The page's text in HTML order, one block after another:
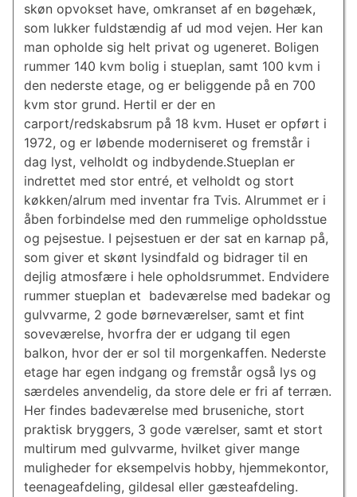
skøn opvokset have, omkranset af en bøgehæk,
som lukker fuldstændig af ud mod vejen. Her kan
man opholde sig helt privat og ugeneret. Boligen
rummer 140 kvm bolig i stueplan, samt 100 kvm i
den nederste etage, og er beliggende på en 700
kvm stor grund. Hertil er der en
carport/redskabsrum på 18 kvm. Huset er opført i
1972, og er løbende moderniseret og fremstår i
dag lyst, velholdt og indbydende.Stueplan er
indrettet med stor entré, et velholdt og stort
køkken/alrum med inventar fra Tvis. Alrummet er i
åben forbindelse med den rummelige opholdsstue
og pejsestue. I pejsestuen er der sat en karnap på,
som giver et skønt lysindfald og bidrager til en
dejlig atmosfære i hele opholdsrummet. Endvidere
rummer stueplan et badeværelse med badekar og
gulvvarme, 2 gode børneværelser, samt et fint
soveværelse, hvorfra der er udgang til egen
balkon, hvor der er sol til morgenkaffen. Nederste
etage har egen indgang og fremstår også lys og
særdeles anvendelig, da store dele er fri af terræn.
Her findes badeværelse med bruseniche, stort
praktisk bryggers, 3 gode værelser, samt et stort
multirum med gulvvarme, hvilket giver mange
muligheder for eksempelvis hobby, hjemmekontor,
teenageafdeling, gildesal eller gæsteafdeling.